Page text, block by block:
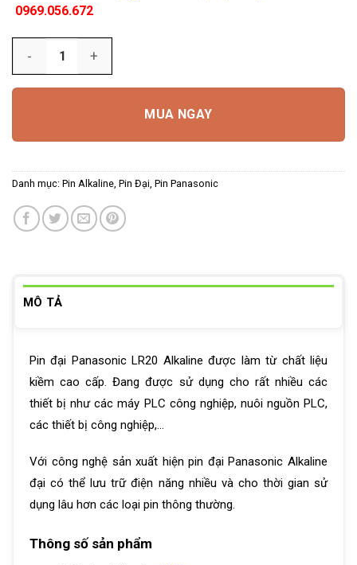
0969.056.672
MUA NGAY
Danh mục: Pin Alkaline Pin Đại Pin Panasonic
MÔ TẢ
Pin đại Panasonic LR20 Alkaline được làm từ chất liệu
kiềm cao cấp. Đang được sử dụng cho rất nhiều các
thiết bị như các máy PLC công nghiệp, nuôi nguồn PLC,
các thiết bị công nghiệp,…
Với công nghệ sản xuất hiện pin đại Panasonic Alkaline
đại có thể lưu trữ điện năng nhiều và cho thời gian sử
dụng lâu hơn các loại pin thông thường.
Thông số sản phẩm